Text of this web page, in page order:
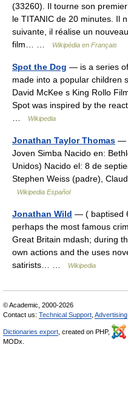
(33260). Il tourne son
le TITANIC de 20 minutes. Il
suivante, il réalise un
film… …
Wikipédia en Français
Spot the Dog — is a series
made into a popular children
David McKee s King Rollo
Spot was inspired by the
Wikipedia
Jonathan Taylor Thomas —
Joven Simba Nacido en:
Unidos) Nacido el: 8 de
Stephen Weiss (padre),
Wikipedia Español
Jonathan Wild — ( baptised
perhaps the most famous
Great Britain mdash; during
own actions and the uses
satirists… …
Wikipedia
© Academic, 2000-2026
Contact us: Technical Support Advertising
Dictionaries export , created on PHP,
MODx.